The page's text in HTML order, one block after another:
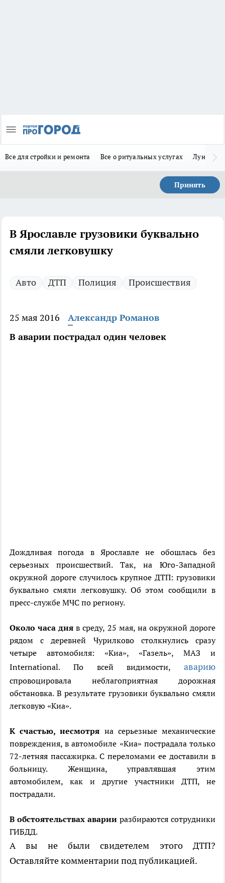
Все для стройки и ремонта Все о ритуальных услугах Лунно-
Принять
В Ярославле грузовики буквально
смяли легковушку
Авто ДТП Полиция Происшествия
25 мая 2016
Александр Романов
В аварии пострадал один человек
Дождливая погода в Ярославле не обошлась без
серьезных происшествий. Так, на Юго-Западной
окружной дороге случилось крупное ДТП: грузовики
буквально смяли легковушку. Об этом сообщили в
пресс-службе МЧС по региону.
Около часа дня в среду, 25 мая, на окружной дороге
рядом с деревней Чурилково столкнулись сразу
четыре автомобиля: «Киа», «Газель», МАЗ и
International. По всей видимости, аварию
спровоцировала неблагоприятная дорожная
обстановка. В результате грузовики буквально смяли
легковую «Киа».
К счастью, несмотря на серьезные механические
повреждения, в автомобиле «Киа» пострадала только
72-летняя пассажирка. С переломами ее доставили в
больницу. Женщина, управлявшая этим
автомобилем, как и другие участники ДТП, не
пострадали.
В обстоятельствах аварии разбираются сотрудники
ГИБДД.
А вы не были свидетелем этого ДТП?
Оставляйте комментарии под публикацией.